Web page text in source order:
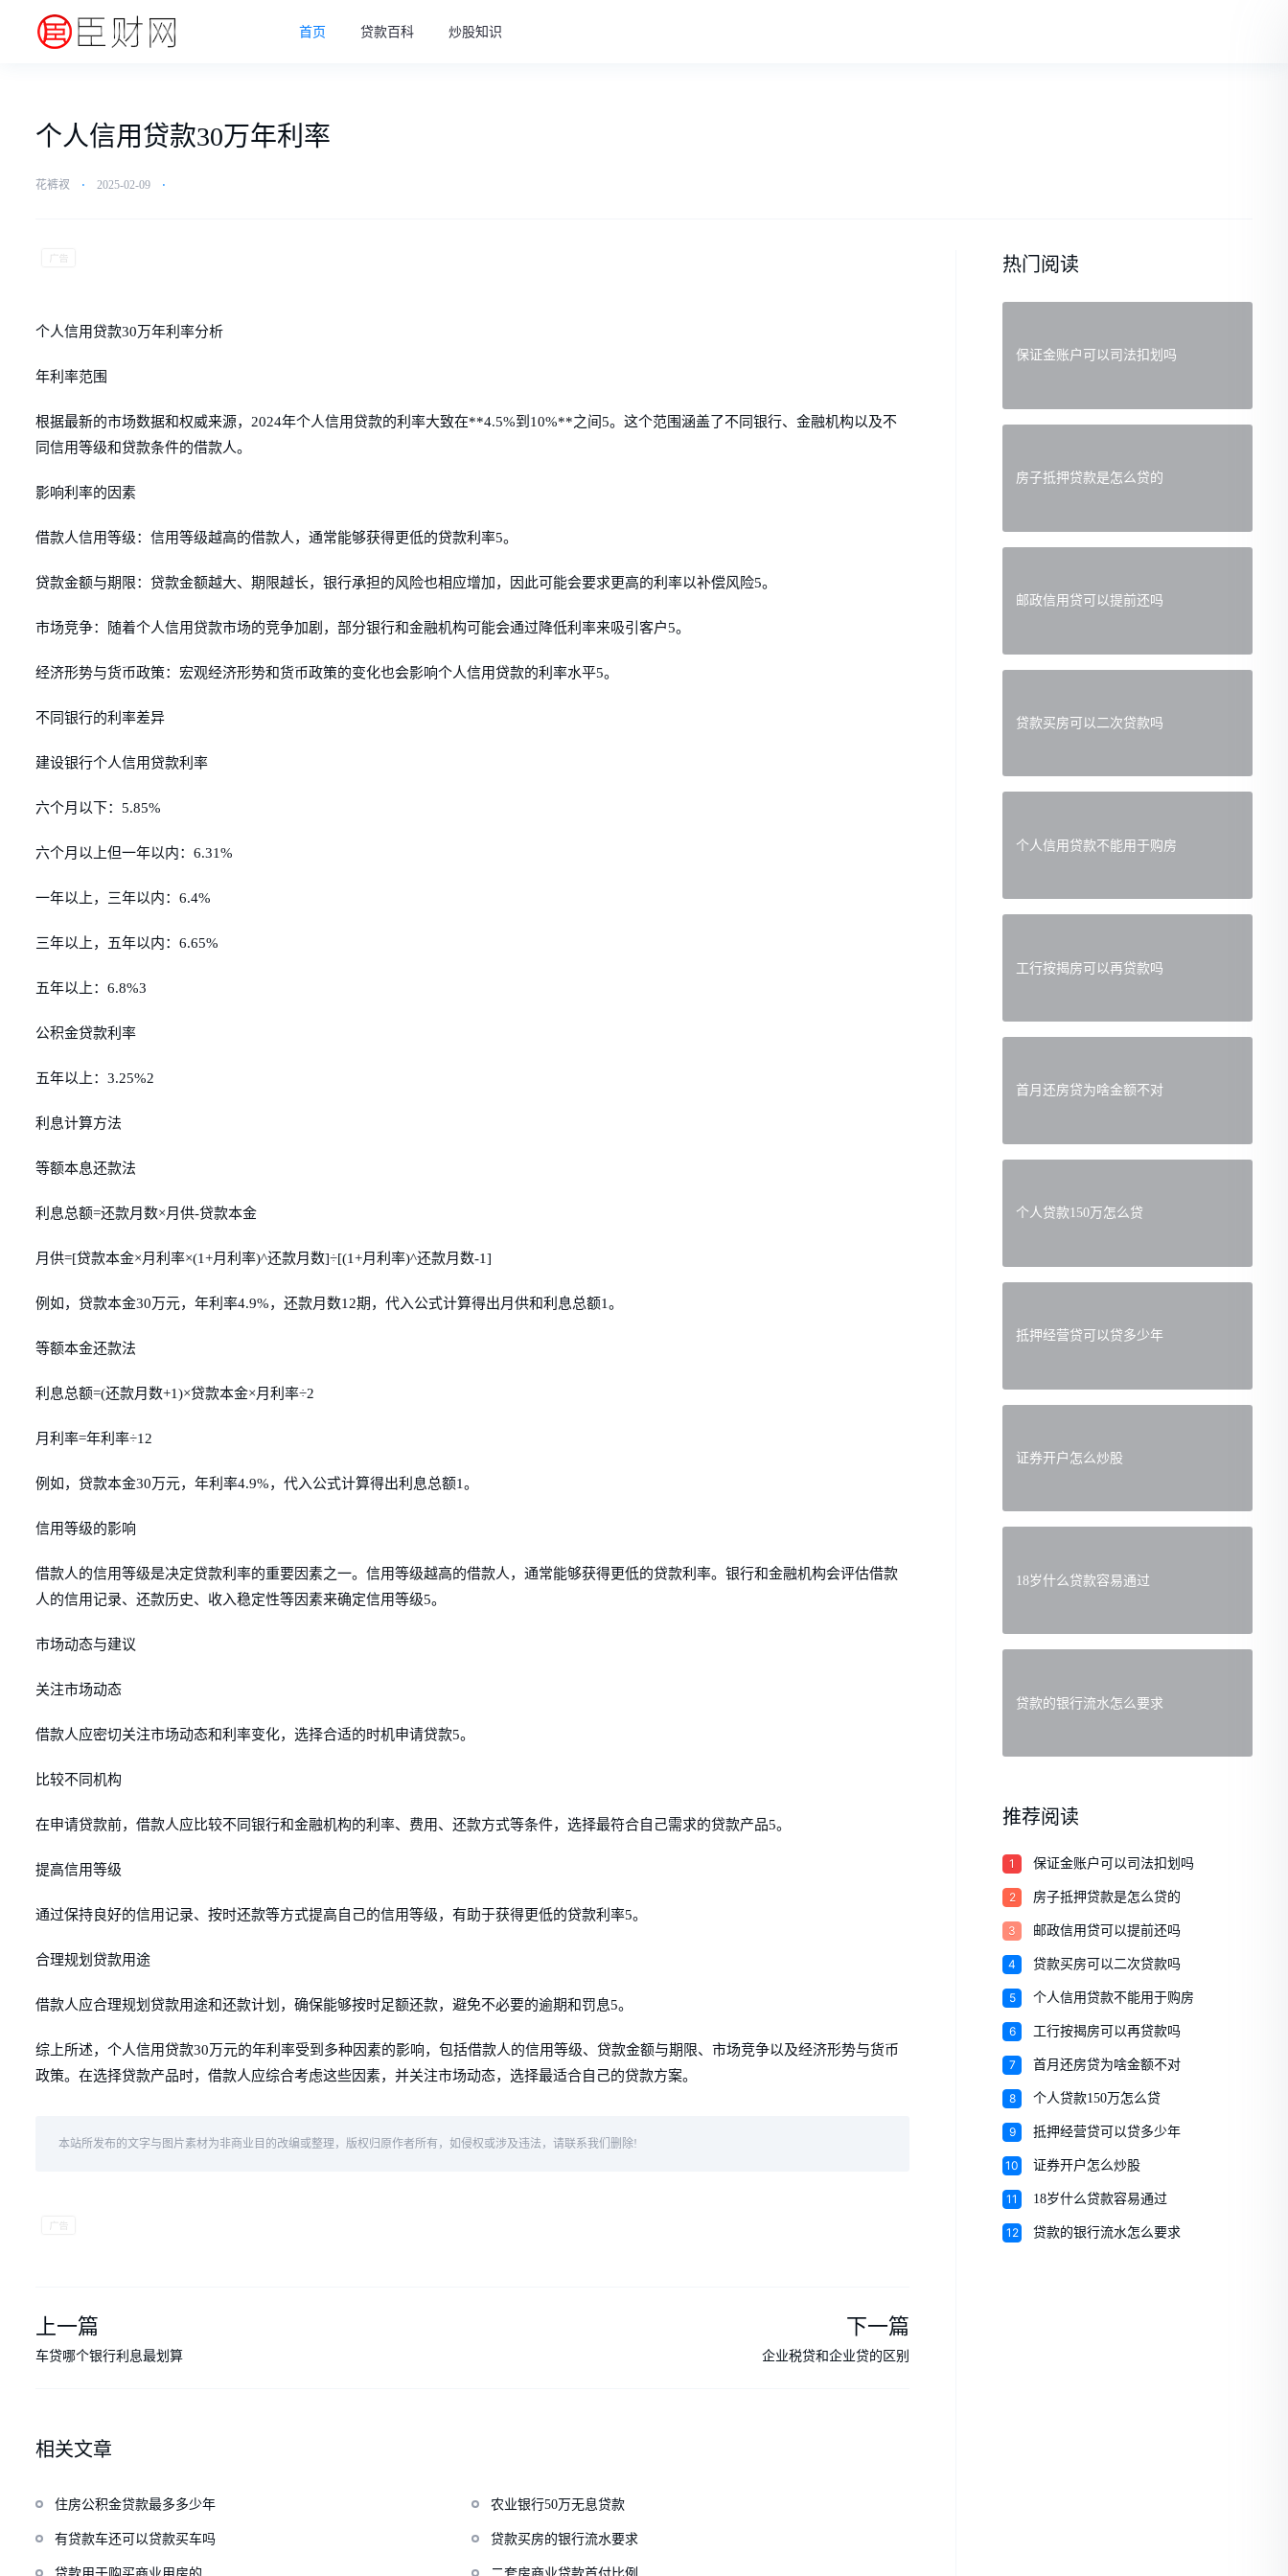
首页 贷款百科 炒股知识
个人信用贷款30万年利率
花裤衩 ⋅ 2025-02-09 ⋅
个人信用贷款30万年利率分析
年利率范围
根据最新的市场数据和权威来源，2024年个人信用贷款的利率大致在**4.5%到10%**之间5。这个范围涵盖了不同银行、金融机构以及不
同信用等级和贷款条件的借款人。
影响利率的因素
借款人信用等级：信用等级越高的借款人，通常能够获得更低的贷款利率5。
贷款金额与期限：贷款金额越大、期限越长，银行承担的风险也相应增加，因此可能会要求更高的利率以补偿风险5。
市场竞争：随着个人信用贷款市场的竞争加剧，部分银行和金融机构可能会通过降低利率来吸引客户5。
经济形势与货币政策：宏观经济形势和货币政策的变化也会影响个人信用贷款的利率水平5。
不同银行的利率差异
建设银行个人信用贷款利率
六个月以下：5.85%
六个月以上但一年以内：6.31%
一年以上，三年以内：6.4%
三年以上，五年以内：6.65%
五年以上：6.8%3
公积金贷款利率
五年以上：3.25%2
利息计算方法
等额本息还款法
利息总额=还款月数×月供-贷款本金
月供=[贷款本金×月利率×(1+月利率)^还款月数]÷[(1+月利率)^还款月数-1]
例如，贷款本金30万元，年利率4.9%，还款月数12期，代入公式计算得出月供和利息总额1。
等额本金还款法
利息总额=(还款月数+1)×贷款本金×月利率÷2
月利率=年利率÷12
例如，贷款本金30万元，年利率4.9%，代入公式计算得出利息总额1。
信用等级的影响
借款人的信用等级是决定贷款利率的重要因素之一。信用等级越高的借款人，通常能够获得更低的贷款利率。银行和金融机构会评估借款
人的信用记录、还款历史、收入稳定性等因素来确定信用等级5。
市场动态与建议
关注市场动态
借款人应密切关注市场动态和利率变化，选择合适的时机申请贷款5。
比较不同机构
在申请贷款前，借款人应比较不同银行和金融机构的利率、费用、还款方式等条件，选择最符合自己需求的贷款产品5。
提高信用等级
通过保持良好的信用记录、按时还款等方式提高自己的信用等级，有助于获得更低的贷款利率5。
合理规划贷款用途
借款人应合理规划贷款用途和还款计划，确保能够按时足额还款，避免不必要的逾期和罚息5。
综上所述，个人信用贷款30万元的年利率受到多种因素的影响，包括借款人的信用等级、贷款金额与期限、市场竞争以及经济形势与货币
政策。在选择贷款产品时，借款人应综合考虑这些因素，并关注市场动态，选择最适合自己的贷款方案。
本站所发布的文字与图片素材为非商业目的改编或整理，版权归原作者所有，如侵权或涉及违法，请联系我们删除!
上一篇
车贷哪个银行利息最划算
下一篇
企业税贷和企业贷的区别
相关文章
住房公积金贷款最多多少年 农业银行50万无息贷款
有贷款车还可以贷款买车吗 贷款买房的银行流水要求
热门阅读
保证金账户可以司法扣划吗
房子抵押贷款是怎么贷的
邮政信用贷可以提前还吗
贷款买房可以二次贷款吗
个人信用贷款不能用于购房
工行按揭房可以再贷款吗
首月还房贷为啥金额不对
个人贷款150万怎么贷
抵押经营贷可以贷多少年
证券开户怎么炒股
18岁什么贷款容易通过
贷款的银行流水怎么要求
推荐阅读
1 保证金账户可以司法扣划吗
2 房子抵押贷款是怎么贷的
3 邮政信用贷可以提前还吗
4 贷款买房可以二次贷款吗
5 个人信用贷款不能用于购房
6 工行按揭房可以再贷款吗
7 首月还房贷为啥金额不对
8 个人贷款150万怎么贷
9 抵押经营贷可以贷多少年
10 证券开户怎么炒股
11 18岁什么贷款容易通过
12 贷款的银行流水怎么要求